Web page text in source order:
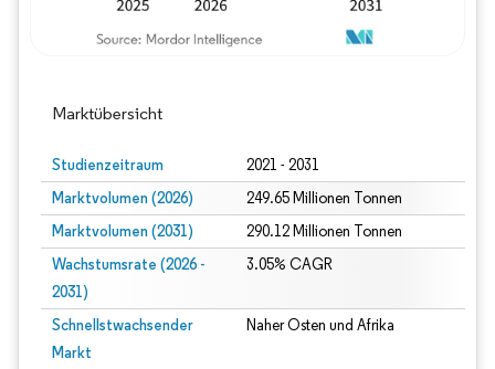
Marktübersicht
Studienzeitraum 2021 - 2031
Marktvolumen (2026) 249.65 Millionen Tonnen
Marktvolumen (2031) 290.12 Millionen Tonnen
Wachstumsrate (2026 -
2031)
3.05% CAGR
Schnellstwachsender
Markt
Naher Osten und Afrika